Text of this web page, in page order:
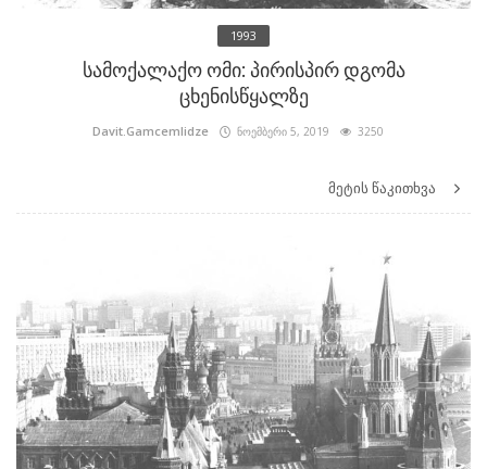
1993
სამოქალაქო ომი: პირისპირ დგომა
ცხენისწყალზე
Davit.Gamcemlidze ნოემბერი 5, 2019 3250
მეტის წაკითხვა